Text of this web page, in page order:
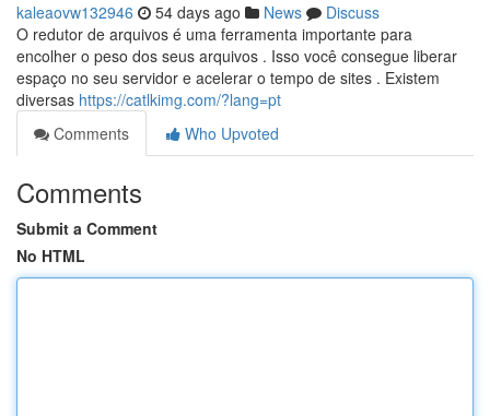
kaleaovw132946 54 days ago News
Discuss
O redutor de arquivos é uma ferramenta importante para
encolher o peso dos seus arquivos . Isso você consegue liberar
espaço no seu servidor e acelerar o tempo de sites . Existem
diversas https://catlkimg.com/?lang=pt
Comments
Who Upvoted
Comments
Submit a Comment
No HTML